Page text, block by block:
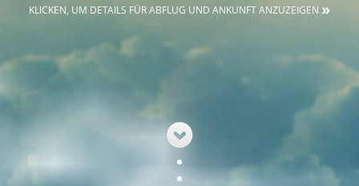
KLICKEN, UM DETAILS FÜR ABFLUG UND ANKUNFT ANZUZEIGEN